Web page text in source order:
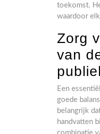
toekomst.
waardoor
Zorg
van
Een
goede
belangrijk
handvatten